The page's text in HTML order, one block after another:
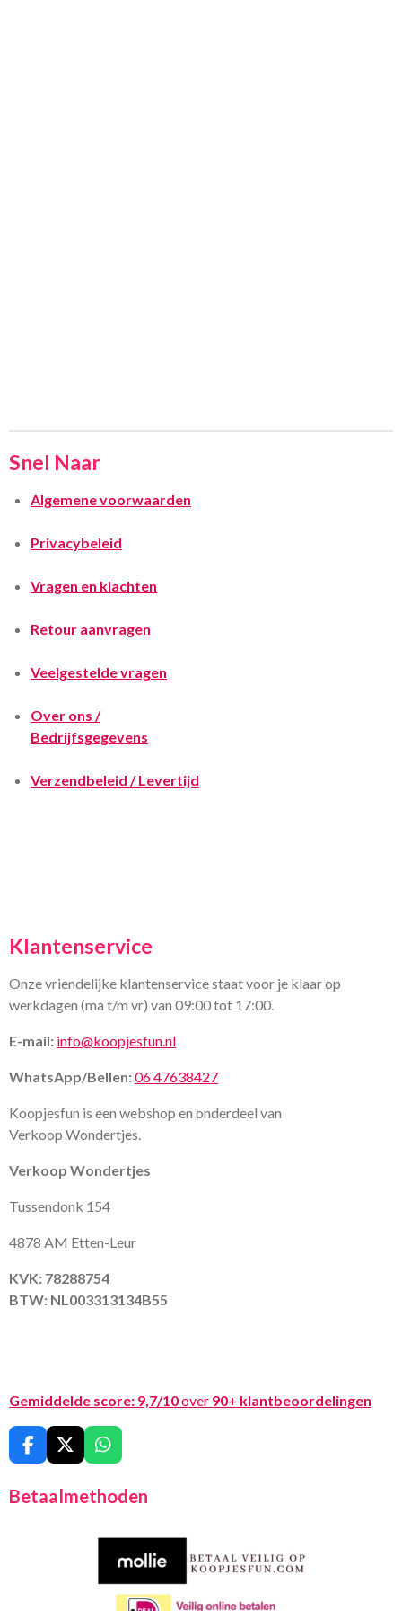
Snel Naar
Algemene voorwaarden
Privacybeleid
Vragen en klachten
Retour aanvragen
Veelgestelde vragen
Over ons /
Bedrijfsgegevens
Verzendbeleid / Levertijd
Klantenservice
Onze vriendelijke klantenservice staat voor je klaar op
werkdagen (ma t/m vr) van 09:00 tot 17:00.
E-mail: info@koopjesfun.nl
WhatsApp/Bellen:06 47638427
Koopjesfun is een webshop en onderdeel van
Verkoop Wondertjes.
Verkoop Wondertjes
Tussendonk 154
4878 AM Etten-Leur
KVK: 78288754
BTW: NL003313134B55
Gemiddelde score: 9,7/10over 90+ klantbeoordelingen
F
a
c
e
X
W
h
t
A
Betaalmethoden